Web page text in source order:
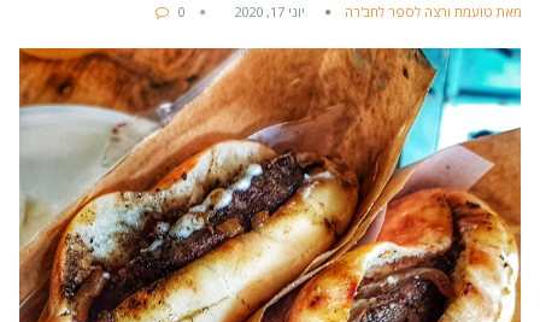
מאת טועמת ורצה לספר לחב'רה יוני 17, 2020 0